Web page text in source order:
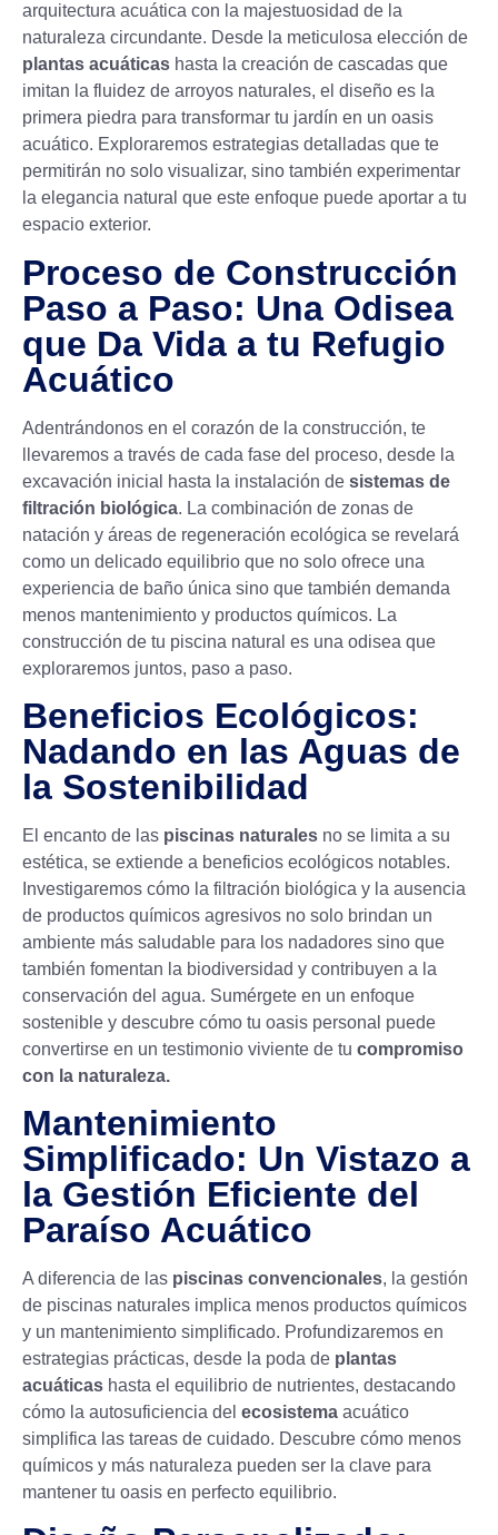
arquitectura acuática con la majestuosidad de la
naturaleza circundante. Desde la meticulosa elección de
plantas acuáticas hasta la creación de cascadas que
imitan la fluidez de arroyos naturales, el diseño es la
primera piedra para transformar tu jardín en un oasis
acuático. Exploraremos estrategias detalladas que te
permitirán no solo visualizar, sino también experimentar
la elegancia natural que este enfoque puede aportar a tu
espacio exterior.
Proceso de Construcción
Paso a Paso: Una Odisea
que Da Vida a tu Refugio
Acuático
Adentrándonos en el corazón de la construcción, te
llevaremos a través de cada fase del proceso, desde la
excavación inicial hasta la instalación de sistemas de
filtración biológica. La combinación de zonas de
natación y áreas de regeneración ecológica se revelará
como un delicado equilibrio que no solo ofrece una
experiencia de baño única sino que también demanda
menos mantenimiento y productos químicos. La
construcción de tu piscina natural es una odisea que
exploraremos juntos, paso a paso.
Beneficios Ecológicos:
Nadando en las Aguas de
la Sostenibilidad
El encanto de las piscinas naturales no se limita a su
estética, se extiende a beneficios ecológicos notables.
Investigaremos cómo la filtración biológica y la ausencia
de productos químicos agresivos no solo brindan un
ambiente más saludable para los nadadores sino que
también fomentan la biodiversidad y contribuyen a la
conservación del agua. Sumérgete en un enfoque
sostenible y descubre cómo tu oasis personal puede
convertirse en un testimonio viviente de tu compromiso
con la naturaleza.
Mantenimiento
Simplificado: Un Vistazo a
la Gestión Eficiente del
Paraíso Acuático
A diferencia de las piscinas convencionales, la gestión
de piscinas naturales implica menos productos químicos
y un mantenimiento simplificado. Profundizaremos en
estrategias prácticas, desde la poda de plantas
acuáticas hasta el equilibrio de nutrientes, destacando
cómo la autosuficiencia del ecosistema acuático
simplifica las tareas de cuidado. Descubre cómo menos
químicos y más naturaleza pueden ser la clave para
mantener tu oasis en perfecto equilibrio.